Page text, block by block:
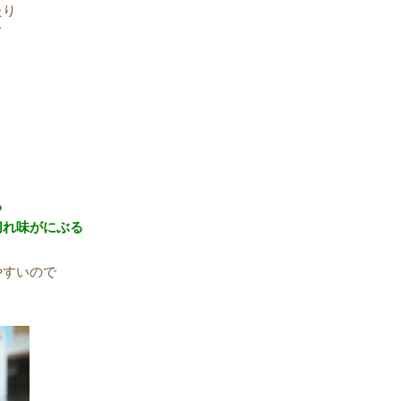
味がにぶる
いので